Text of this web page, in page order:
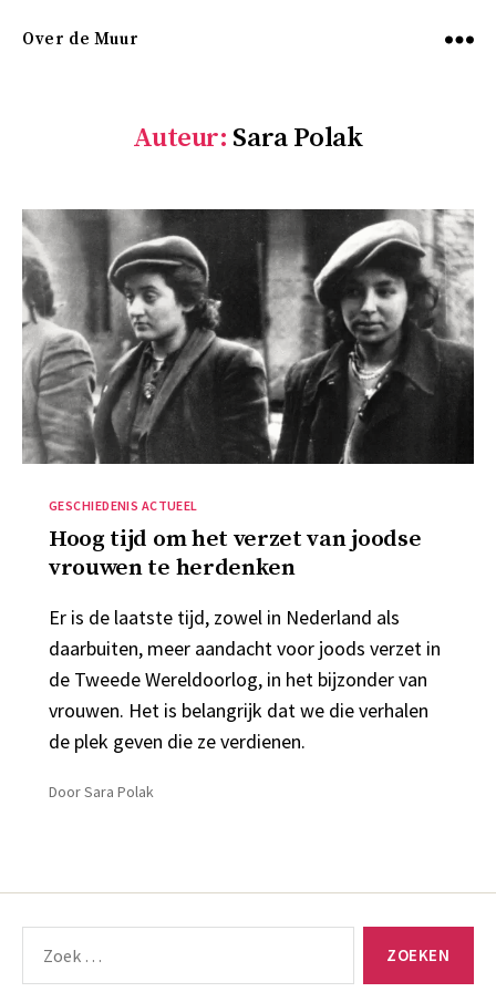
Over de Muur
Auteur: Sara Polak
Categorieën
GESCHIEDENIS ACTUEEL
Hoog tijd om het verzet van joodse
vrouwen te herdenken
Er is de laatste tijd, zowel in Nederland als
daarbuiten, meer aandacht voor joods verzet in
de Tweede Wereldoorlog, in het bijzonder van
vrouwen. Het is belangrijk dat we die verhalen
de plek geven die ze verdienen.
DoorSara Polak
naar: